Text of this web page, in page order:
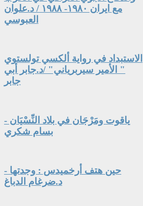
مع ايران ١٩٨٠- ١٩٨٨ / د.علوان
العبوسي
الاستبداد في رواية ألكسي تولستوي
" الأمير سيربرياني" /د.جابر أبي
جابر
ياقوت ومَرْجَان في بلاد النِّسْيَان -
بسام شكري
حين هتف أرخميدس : وجدتها -
د.ضرغام الدباغ